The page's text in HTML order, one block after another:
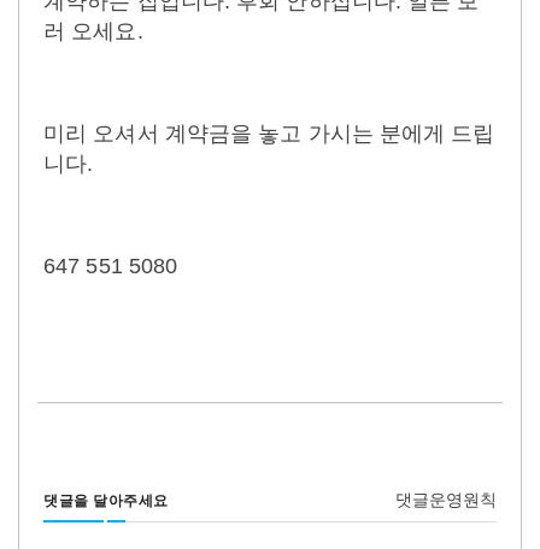
러 오세요.
미리 오셔서 계약금을 놓고 가시는 분에게 드립
니다.
647 551 5080
댓글을 달아주세요 댓글운영원칙